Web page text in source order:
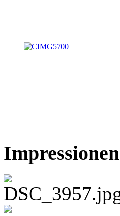
Impressionen